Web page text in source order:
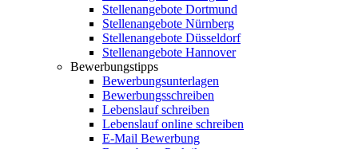
Stellenangebote Dortmund
Stellenangebote Nürnberg
Stellenangebote Düsseldorf
Stellenangebote Hannover
Bewerbungstipps
Bewerbungsunterlagen
Bewerbungsschreiben
Lebenslauf schreiben
Lebenslauf online schreiben
E-Mail Bewerbung